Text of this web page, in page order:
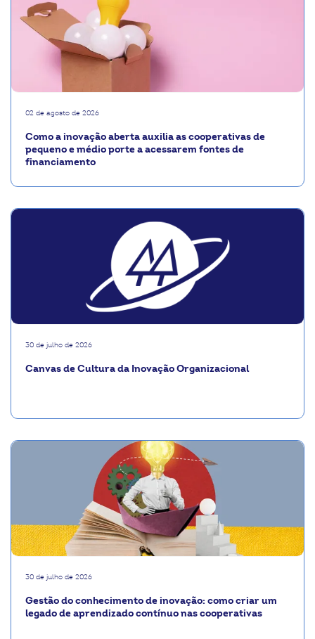
02 de agosto de 2026
Como a inovação aberta auxilia as cooperativas de
pequeno e médio porte a acessarem fontes de
financiamento
30 de julho de 2026
Canvas de Cultura da Inovação Organizacional
30 de julho de 2026
Gestão do conhecimento de inovação: como criar um
legado de aprendizado contínuo nas cooperativas